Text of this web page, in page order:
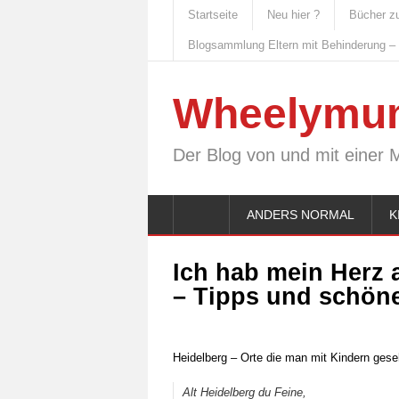
Startseite Neu hier ? Bücher
Blogsammlung Eltern mit Behinderung
Der Blog von und mit einer
ANDERS NORMAL
Ich hab mein Herz
– Tipps und
Heidelberg – Orte die man mit Kindern
Alt Heidelberg du Feine,